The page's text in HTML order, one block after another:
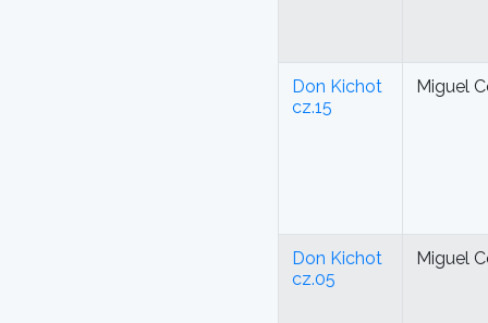
Don Kichot
cz.15
Miguel
Don Kichot
cz.05
Miguel